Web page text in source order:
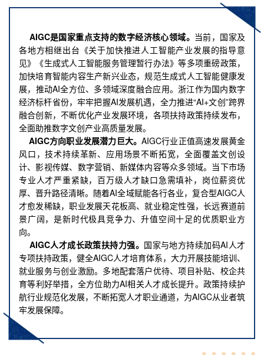
AIGC是国家重点支持的数字经济核心领域。 当前，国家及
各地方相继出台《关于加快推进人工智能产业发展的指导意
见》《生成式人工智能服务管理暂行办法》等多项重磅政策，
加快培育智能内容生产新兴业态，规范生成式人工智能健康发
展，推动AI全方位、多领域深度融合应用。浙江作为国内数字
经济标杆省份，牢牢把握AI发展机遇，全力推进“AI+文创”跨界
融合创新，不断优化产业发展环境，各项扶持政策持续发布，
全面助推数字文创产业高质量发展。
AIGC方向职业发展潜力巨大。AIGC行业正值高速发展黄金
风口，技术持续革新、应用场景不断拓宽，全面覆盖文创设
计、影视传媒、数字营销、新媒体内容等众多领域。当下市场
专业人才严重紧缺，百万级人才缺口急需填补，岗位薪资优
厚、晋升路径清晰。随着AI全域赋能各行各业，复合型AIGC人
才愈发稀缺，职业发展天花板高、就业稳定性强，长远赛道前
景广阔，是新时代极具竞争力、升值空间十足的优质职业方
向。
AIGC人才成长政策扶持力强。 国家与地方持续加码AI人才
专项扶持政策，健全AIGC人才培育体系，大力开展技能培训、
就业服务与创业激励。多地配套落户优待、项目补贴、校企共
育等利好举措，全方位助力AI相关人才成长提升。政策持续护
航行业规范化发展，不断拓宽人才职业通道，为AIGC从业者筑
牢发展保障。